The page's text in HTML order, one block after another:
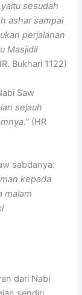
sesudah
ashar sampai
perjalanan
Masjidil
Bukhari 1122)
Saw
sejauh
(HR
sabdanya:
kepada
malam
dari Nabi